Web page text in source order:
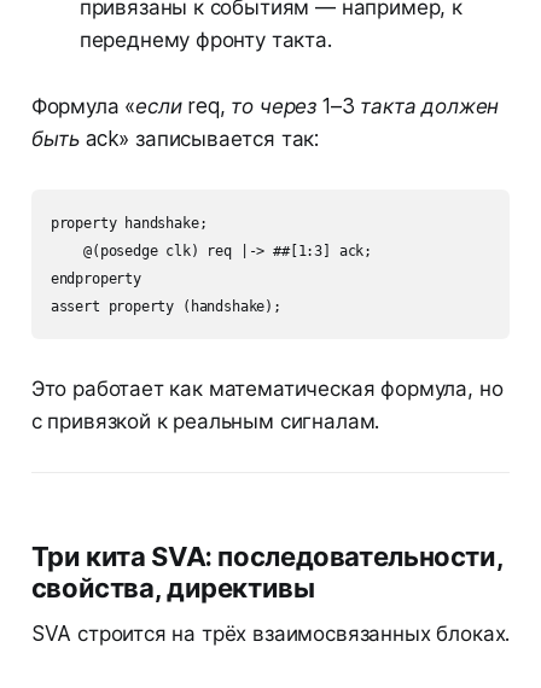
привязаны к событиям — например, к
переднему фронту такта.
Формула «если req, то через 1–3 такта должен
быть ack» записывается так:
property handshake;
    @(posedge clk) req |-> ##[1:3] ack;
endproperty
Это работает как математическая формула, но
с привязкой к реальным сигналам.
Три кита SVA: последовательности,
свойства, директивы
SVA строится на трёх взаимосвязанных блоках.